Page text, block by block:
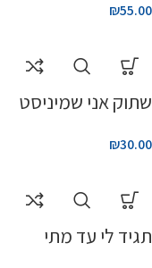
₪55.00
שתוק אני שמיניסט
₪30.00
תגיד לי עד מתי